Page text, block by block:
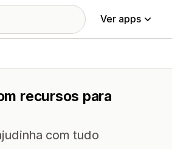
Ver apps
recursos para
com tudo